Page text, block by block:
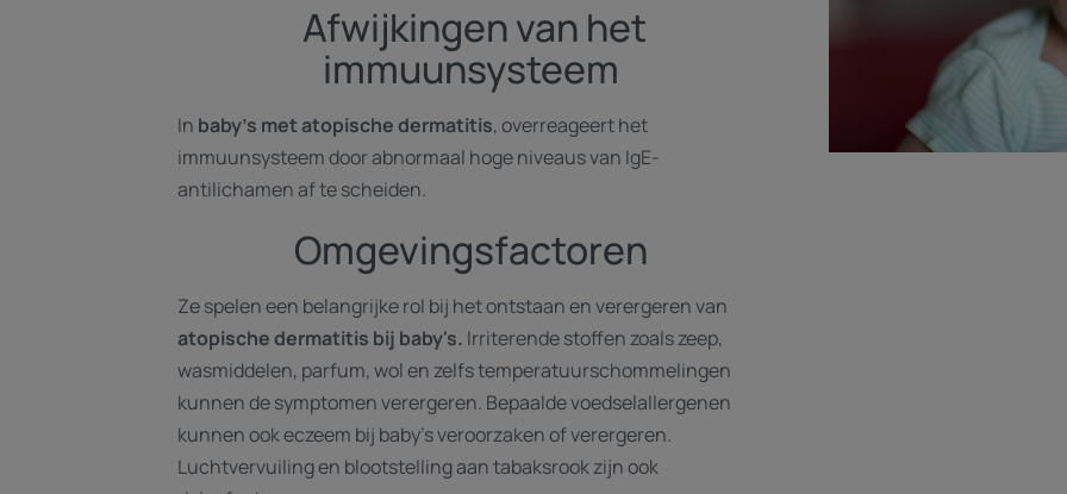
Afwijkingen van het
immuunsysteem
In baby's met atopische dermatitis, overreageert het
immuunsysteem door abnormaal hoge niveaus van IgE-
antilichamen af te scheiden.
Omgevingsfactoren
Ze spelen een belangrijke rol bij het ontstaan en verergeren van
atopische dermatitis bij baby's. Irriterende stoffen zoals zeep,
wasmiddelen, parfum, wol en zelfs temperatuurschommelingen
kunnen de symptomen verergeren. Bepaalde voedselallergenen
kunnen ook eczeem bij baby's veroorzaken of verergeren.
Luchtvervuiling en blootstelling aan tabaksrook zijn ook